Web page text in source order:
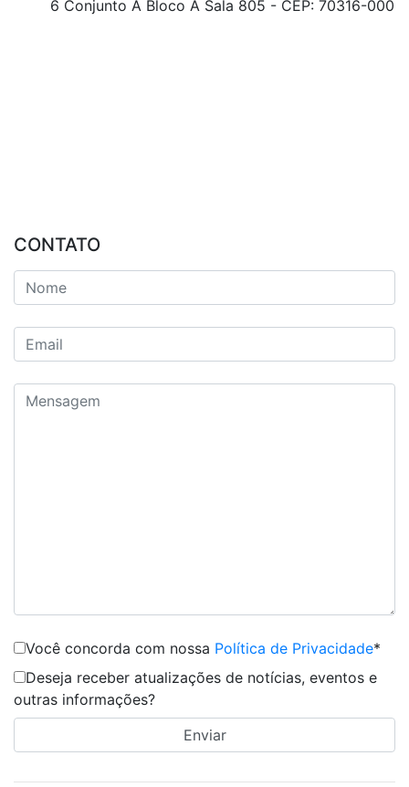
6 Conjunto A Bloco A Sala 805 - CEP: 70316-000
CONTATO
Você concorda com nossa Política de Privacidade*
Deseja receber atualizações de notícias, eventos e
outras informações?